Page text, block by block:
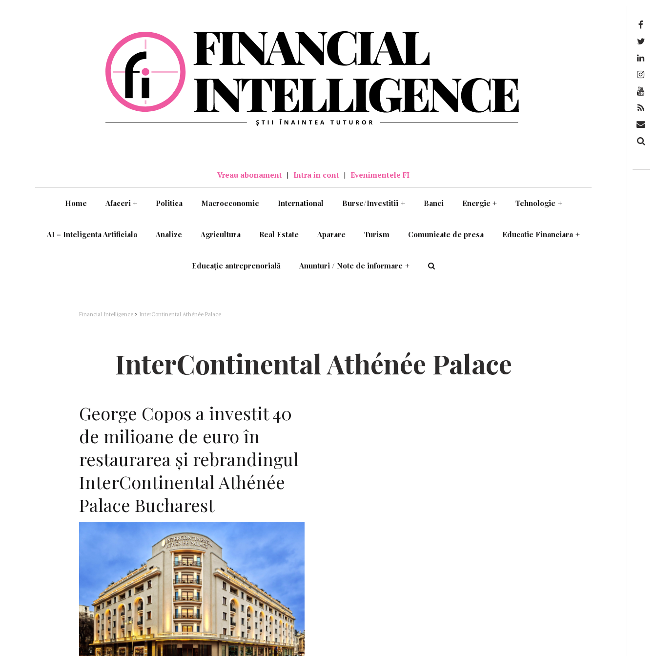
Vreau abonament | Intra in cont | Evenimentele FI
Home Afaceri + Politica Macroeconomie International Burse/Investitii + Banci Energie + Tehnologie +
AI – Inteligenta Artificiala Analize Agricultura Real Estate Aparare Turism Comunicate de presa Educatie Financiara +
Educație antreprenorială Anunturi / Note de informare +
Financial Intelligence > InterContinental Athénée Palace
InterContinental Athénée Palace
George Copos a investit 40
de milioane de euro în
restaurarea și rebrandingul
InterContinental Athénée
Palace Bucharest
F